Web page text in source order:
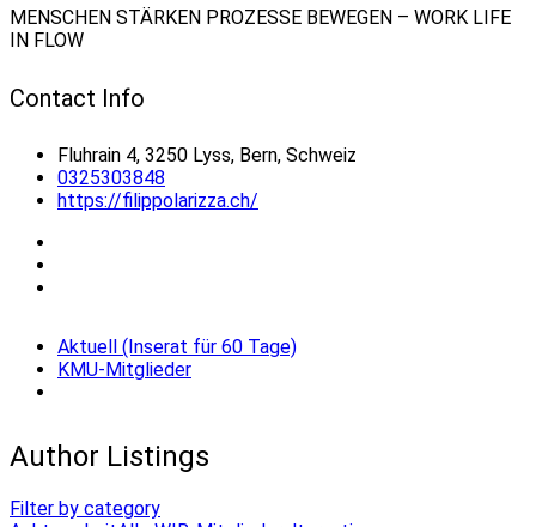
MENSCHEN STÄRKEN PROZESSE BEWEGEN – WORK LIFE
IN FLOW
Contact Info
Fluhrain 4, 3250 Lyss, Bern, Schweiz
0325303848
https://filippolarizza.ch/
Aktuell (Inserat für 60 Tage)
KMU-Mitglieder
Author Listings
Filter by category